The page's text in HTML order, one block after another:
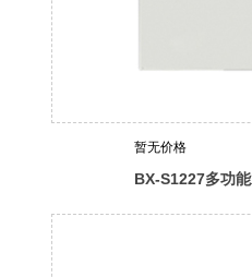
暂无价格
BX-S1227多功